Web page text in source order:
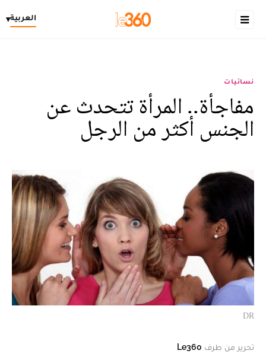
العربية▾
نسائيات
مفاجأة.. المرأة تتحدث عن
الجنس أكثر من الرجل
DR
تحرير من طرف Le360